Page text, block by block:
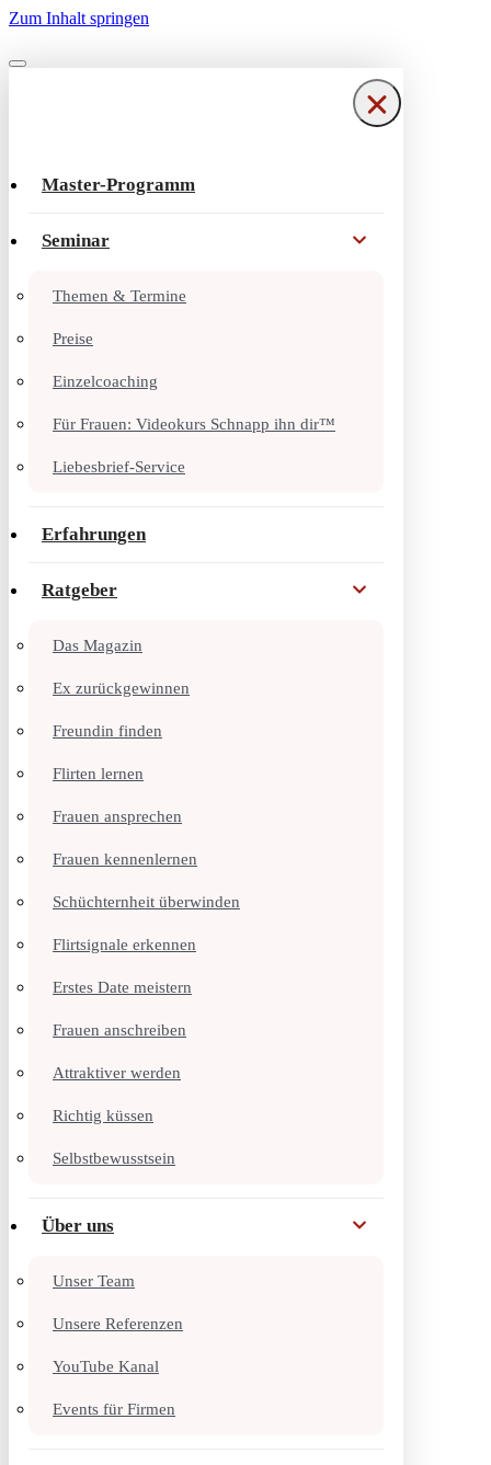
Zum Inhalt springen
Navigationsmenü
Navigationsmenü
Master-Programm
Seminar
Themen & Termine
Preise
Einzelcoaching
Für Frauen: Videokurs Schnapp ihn dir™
Liebesbrief-Service
Erfahrungen
Ratgeber
Das Magazin
Ex zurückgewinnen
Freundin finden
Flirten lernen
Frauen ansprechen
Frauen kennenlernen
Schüchternheit überwinden
Flirtsignale erkennen
Erstes Date meistern
Frauen anschreiben
Attraktiver werden
Richtig küssen
Selbstbewusstsein
Über uns
Unser Team
Unsere Referenzen
YouTube Kanal
Events für Firmen